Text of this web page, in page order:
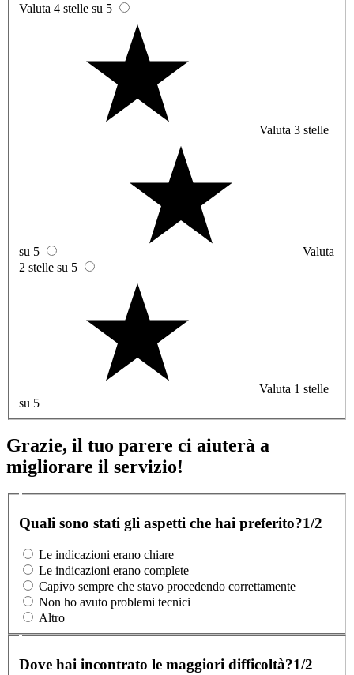
Valuta 4 stelle su 5
Valuta 3 stelle
su 5
Valuta
2 stelle su 5
Valuta 1 stelle
su 5
Grazie, il tuo parere ci aiuterà a
migliorare il servizio!
Quali sono stati gli aspetti che hai preferito?1/2
Le indicazioni erano chiare
Le indicazioni erano complete
Capivo sempre che stavo procedendo correttamente
Non ho avuto problemi tecnici
Altro
Dove hai incontrato le maggiori difficoltà?1/2